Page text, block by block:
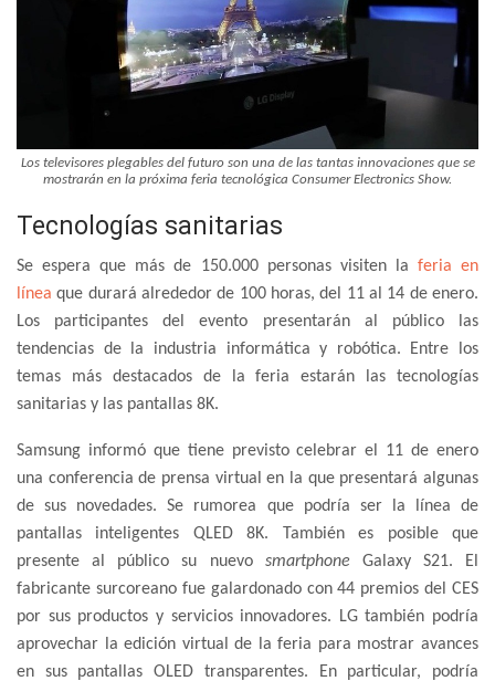
Los televisores plegables del futuro son una de las tantas innovaciones que se
mostrarán en la próxima feria tecnológica Consumer Electronics Show.
Tecnologías sanitarias
Se espera que más de 150.000 personas visiten la feria en
línea que durará alrededor de 100 horas, del 11 al 14 de enero.
Los participantes del evento presentarán al público las
tendencias de la industria informática y robótica. Entre los
temas más destacados de la feria estarán las tecnologías
sanitarias y las pantallas 8K.
Samsung informó que tiene previsto celebrar el 11 de enero
una conferencia de prensa virtual en la que presentará algunas
de sus novedades. Se rumorea que podría ser la línea de
pantallas inteligentes QLED 8K. También es posible que
presente al público su nuevo smartphone Galaxy S21. El
fabricante surcoreano fue galardonado con 44 premios del CES
por sus productos y servicios innovadores. LG también podría
aprovechar la edición virtual de la feria para mostrar avances
en sus pantallas OLED transparentes. En particular, podría